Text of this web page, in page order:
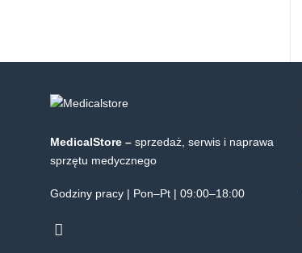
MedicalStore – sprzedaż, serwis i naprawa
sprzętu medycznego
Godziny pracy | Pon–Pt | 09:00–18:00